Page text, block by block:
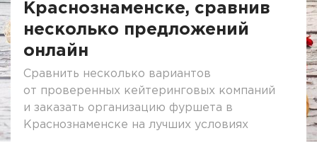
Краснознаменске, сравнив
несколько предложений
онлайн
Сравнить несколько вариантов
от проверенных кейтеринговых компаний
и заказать организацию фуршета в
Краснознаменске на лучших условиях